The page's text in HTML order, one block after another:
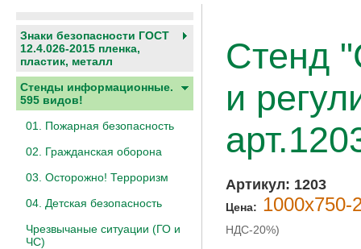
Знаки безопасности ГОСТ
12.4.026-2015 пленка,
пластик, металл
Стенды информационные.
595 видов!
01. Пожарная безопасность
02. Гражданская оборона
03. Осторожно! Терроризм
04. Детская безопасность
Чрезвычаные ситуации (ГО и
ЧС)
Стенд
и
Артикул: 1203
Цена: 1000х750-
НДС-20%)